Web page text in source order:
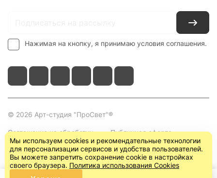
Нажимая на кнопку, я принимаю условия соглашения.
© 2026 Арт-студия "ПроСвет"®
Соглашение на обработку
персональных данных
Публичная оферта
(пользовательское
соглашение)
Мы используем cookies и рекомендательные технологии
для персонализации сервисов и удобства пользователей.
Вы можете запретить сохранение cookie в настройках
своего браузера. Политика использования Cookies